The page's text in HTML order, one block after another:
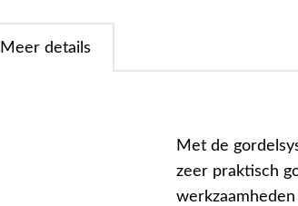
Meer details
Met de
zeer praktisch